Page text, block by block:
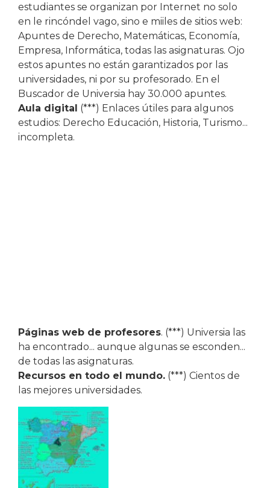
estudiantes se organizan por Internet no solo
en le rincóndel vago, sino e miiles de sitios web:
Apuntes de Derecho, Matemáticas, Economía,
Empresa, Informática, todas las asignaturas. Ojo
estos apuntes no están garantizados por las
universidades, ni por su profesorado. En el
Buscador de Universia hay 30.000 apuntes.
Aula digital (***) Enlaces útiles para algunos
estudios: Derecho Educación, Historia, Turismo...
incompleta.
Páginas web de profesores. (***) Universia las
ha encontrado... aunque algunas se esconden...
de todas las asignaturas.
Recursos en todo el mundo. (***) Cientos de
las mejores universidades.